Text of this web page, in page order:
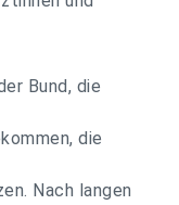
Bund, die
die
Nach langen